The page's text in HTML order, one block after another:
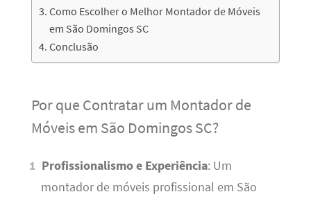
Como Escolher o Melhor Montador de Móveis
em São Domingos SC
Conclusão
Por que Contratar um Montador de
Móveis em São Domingos SC?
Profissionalismo e Experiência: Um
montador de móveis profissional em São